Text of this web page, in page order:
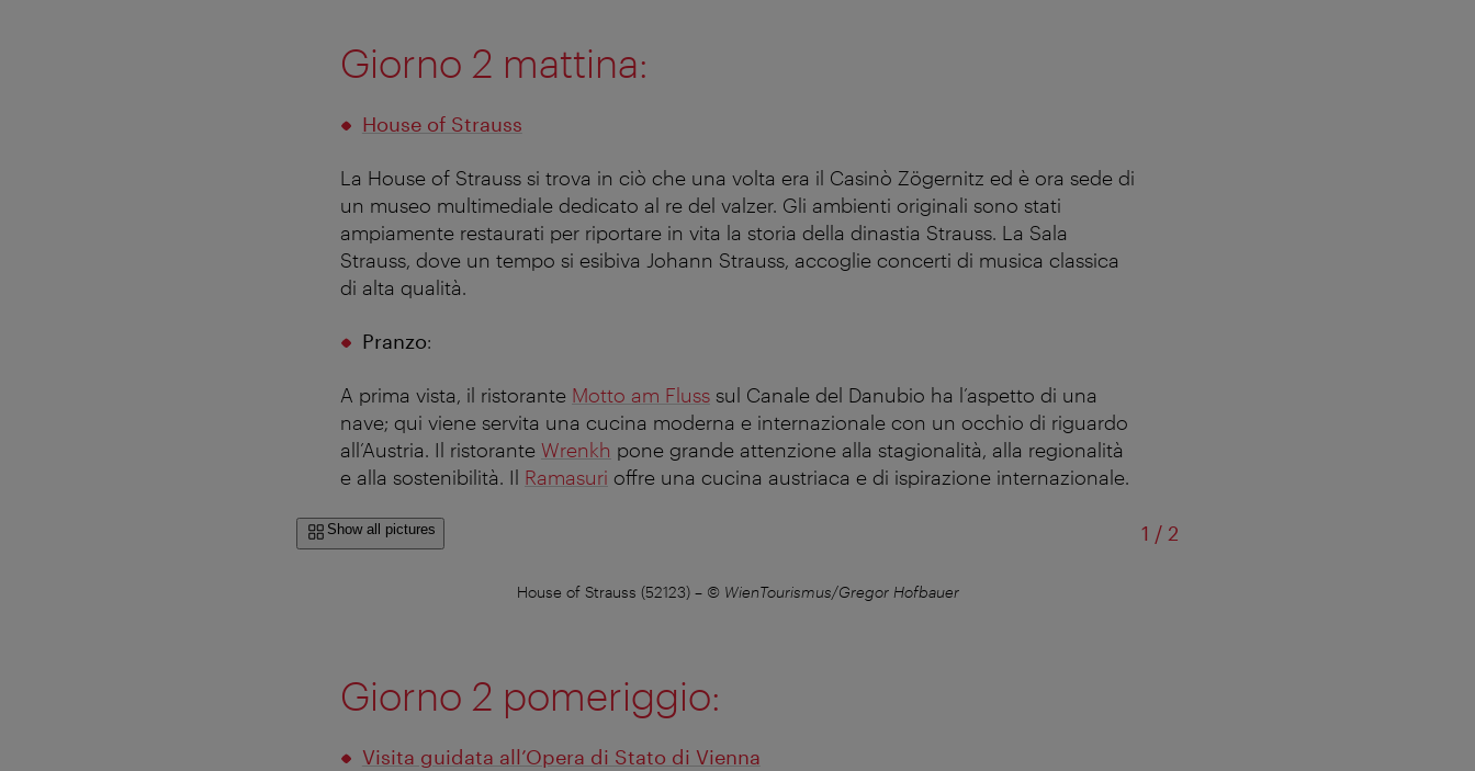
Giorno 2 mattina:
House of Strauss
La House of Strauss si trova in ciò che una volta era il Casinò Zögernitz ed è ora sede di
un museo multimediale dedicato al re del valzer. Gli ambienti originali sono stati
ampiamente restaurati per riportare in vita la storia della dinastia Strauss. La Sala
Strauss, dove un tempo si esibiva Johann Strauss, accoglie concerti di musica classica
di alta qualità.
Pranzo:
A prima vista, il ristorante Motto am Fluss sul Canale del Danubio ha l’aspetto di una
nave; qui viene servita una cucina moderna e internazionale con un occhio di riguardo
all’Austria. Il ristorante Wrenkh pone grande attenzione alla stagionalità, alla regionalità
e alla sostenibilità. Il Ramasuri offre una cucina austriaca e di ispirazione internazionale.
Show all pictures 1 /of
2
House of Strauss (52123)– © WienTourismus/Gregor Hofbauer
Giorno 2 pomeriggio:
Visita guidata all’Opera di Stato di Vienna